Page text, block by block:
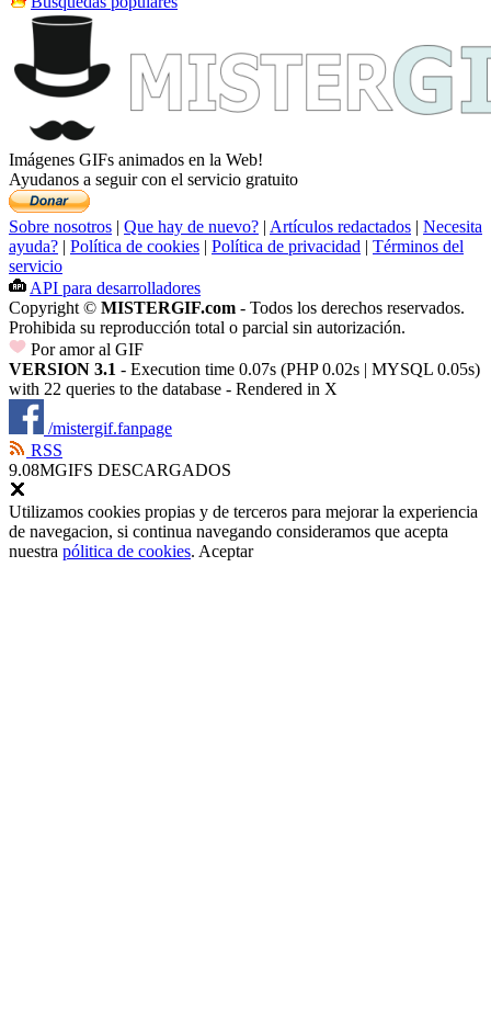
Imágenes GIFs animados en la Web!
Ayudanos a seguir con el servicio gratuito
Sobre nosotros Que hay de nuevo? Artículos redactados
Necesita
ayuda?
Política de cookies Política de privacidad
Términos del
servicio
API para desarrolladores
Copyright © MISTERGIF.com - Todos los derechos reservados.
Prohibida su reproducción total o parcial sin autorización.
Por amor al GIF
VERSION 3.1 - Execution time 0.07s (PHP 0.02s | MYSQL 0.05s)
with 22 queries to the database - Rendered in X
/mistergif.fanpage
RSS
9.08MGIFS DESCARGADOS
Utilizamos cookies propias y de terceros para mejorar la experiencia
de navegacion, si continua navegando consideramos que acepta
nuestra pólitica de cookies. Aceptar